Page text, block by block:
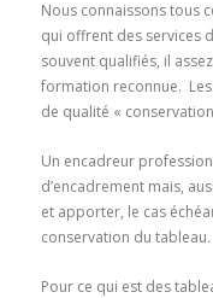
Nous connaissons tous
qui offrent des services
souvent qualifiés, il
formation reconnue.
de qualité «
Un encadreur
d’encadrement mais,
et apporter, le cas
conservation du tableau.
Pour ce qui est des